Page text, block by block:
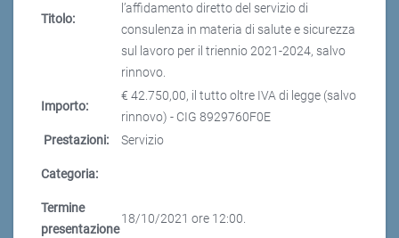
Titolo:
l’affidamento diretto del servizio di
consulenza in materia di salute e sicurezza
sul lavoro per il triennio 2021-2024, salvo
rinnovo.
Importo:
€ 42.750,00, il tutto oltre IVA di legge (salvo
rinnovo) - CIG 8929760F0E
Prestazioni:
Servizio
Categoria:
Termine
presentazione
18/10/2021 ore 12:00.